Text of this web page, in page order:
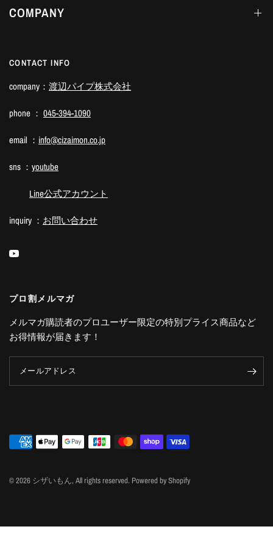
COMPANY
CONTACT INFO
company： 渡辺パイプ株式会社
phone ：045-394-1090
email ： info@cizaimon.co.jp
sns ：youtube
Line公式アカウント
inquiry ： お問い合わせ
プロ割メルマガ
メルマガ購読者のプロユーザー限定の特別プライス商品など
お得情報が届きます！
メールアドレス
© 2026 シザいもん, All rights reserved. Powered by Shopify